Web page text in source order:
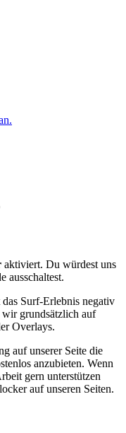
aktiviert. Du würdest uns
ausschaltest.
Surf-Erlebnis negativ
grundsätzlich auf
Overlays.
auf unserer Seite die
anzubieten. Wenn
gern unterstützen
auf unseren Seiten.